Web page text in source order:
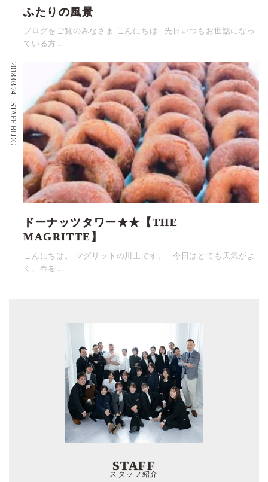
ふたりの風景
ブログをご覧のみなさま こんにちは 先日いつもお世話になっ
ている方...
2018.03.24
STAFF BLOG
ドーナッツタワー★★【THE
MAGRITTE】
こんにちは。 マグリットの川上です。 今日はとても天気がよ
く、春を...
STAFF
スタッフ紹介